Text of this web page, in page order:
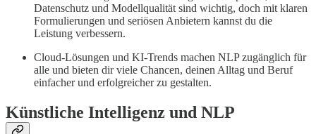
Datenschutz und Modellqualität sind wichtig, doch mit klaren
Formulierungen und seriösen Anbietern kannst du die
Leistung verbessern.
Cloud-Lösungen und KI-Trends machen NLP zugänglich für
alle und bieten dir viele Chancen, deinen Alltag und Beruf
einfacher und erfolgreicher zu gestalten.
Künstliche Intelligenz und NLP